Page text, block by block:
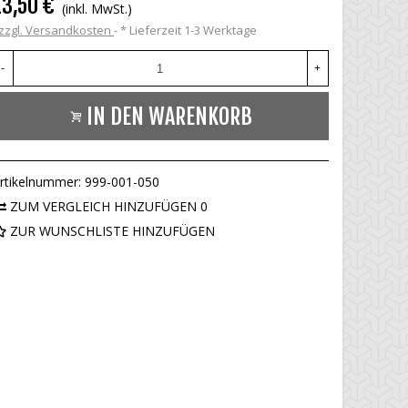
€ (inkl. MwSt.)
Versandkosten * Lieferzeit 1-3 Werktage
- +
IN DEN WARENKORB
999-001-050
ZUM VERGLEICH HINZUFÜGEN 0
ZUR WUNSCHLISTE HINZUFÜGEN